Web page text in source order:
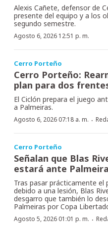
Alexis Cañete, defensor de
presente del equipo y a los
segundo semestre.
Agosto 6, 2026 12:51 p. m.
Cerro Porteño
Cerro Porteño:
plan para dos
El Ciclón prepara el juego
a Palmeiras.
Agosto 6, 2026 07:18 a. m. ·
Cerro Porteño
Señalan que Blas
estará ante
Tras pasar prácticamente
debido a una lesión, Blas
desgarro que también lo
Palmeiras por Copa
Agosto 5, 2026 01:01 p. m. ·